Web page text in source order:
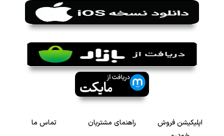
اپلیکیشن فروش
راهنمای مشتریان تماس ما